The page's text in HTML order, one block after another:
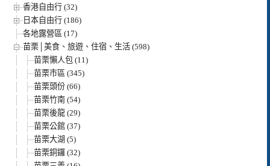
香港自由行 (32)
日本自由行 (186)
各地露營區 (17)
苗栗│美食、旅遊、住宿、生活 (598)
苗栗懶人包 (11)
苗栗市區 (345)
苗栗頭份 (66)
苗栗竹南 (54)
苗栗後龍 (29)
苗栗公館 (37)
苗栗大湖 (5)
苗栗銅鑼 (32)